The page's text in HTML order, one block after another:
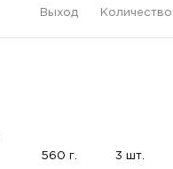
Выход Количество
560 г. 3 шт.